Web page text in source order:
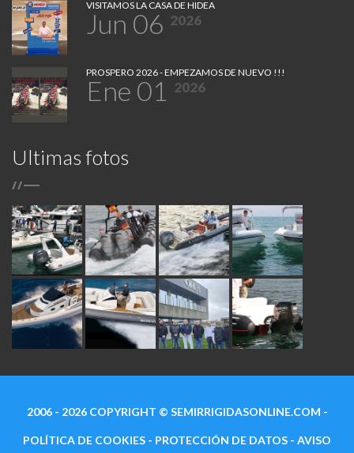
VISITAMOS LA CASA DE HIDEA
Jun 06 2026
PROSPERO 2026 - EMPEZAMOS DE NUEVO !!!
Ene 01 2026
Ultimas fotos
/ /
2006 - 2026 COPYRIGHT © SEMIRRIGIDASONLINE.COM -
POLÍTICA DE COOKIES - PROTECCIÓN DE DATOS - AVISO